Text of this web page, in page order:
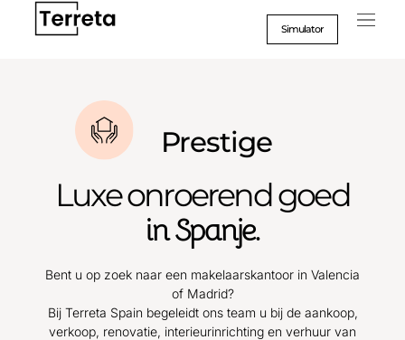
Simulator
Prestige
Luxe onroerend goed
in Spanje.
Bent u op zoek naar een makelaarskantoor in Valencia
of Madrid?
Bij Terreta Spain begeleidt ons team u bij de aankoop,
verkoop, renovatie, interieurinrichting en verhuur van